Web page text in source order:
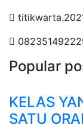
Popular
KELAS
SATU